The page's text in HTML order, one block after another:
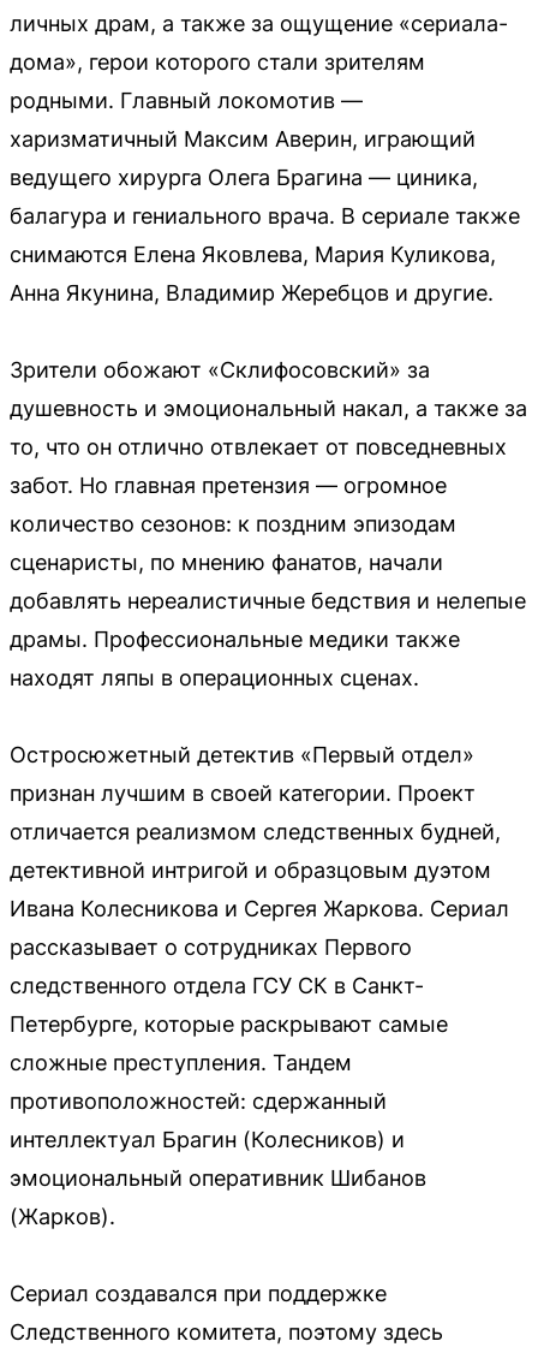
личных драм, а также за ощущение «сериала-
дома», герои которого стали зрителям
родными. Главный локомотив —
харизматичный Максим Аверин, играющий
ведущего хирурга Олега Брагина — циника,
балагура и гениального врача. В сериале также
снимаются Елена Яковлева, Мария Куликова,
Анна Якунина, Владимир Жеребцов и другие.
Зрители обожают «Склифосовский» за
душевность и эмоциональный накал, а также за
то, что он отлично отвлекает от повседневных
забот. Но главная претензия — огромное
количество сезонов: к поздним эпизодам
сценаристы, по мнению фанатов, начали
добавлять нереалистичные бедствия и нелепые
драмы. Профессиональные медики также
находят ляпы в операционных сценах.
Остросюжетный детектив «Первый отдел»
признан лучшим в своей категории. Проект
отличается реализмом следственных будней,
детективной интригой и образцовым дуэтом
Ивана Колесникова и Сергея Жаркова. Сериал
рассказывает о сотрудниках Первого
следственного отдела ГСУ СК в Санкт-
Петербурге, которые раскрывают самые
сложные преступления. Тандем
противоположностей: сдержанный
интеллектуал Брагин (Колесников) и
эмоциональный оперативник Шибанов
(Жарков).
Сериал создавался при поддержке
Следственного комитета, поэтому здесь